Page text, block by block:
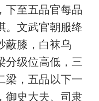
下至五品官每品
。文武官朝服绛
蔽膝，白袜乌
分级位高低，三
梁，五品以下一
御史大夫、司隶